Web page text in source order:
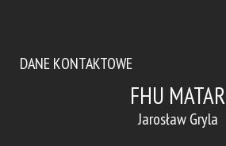
DANE KONTAKTOWE
FHU MATAR
Jarosław Gryla